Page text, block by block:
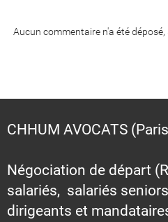
Aucun commentaire n'a été
CHHUM AVOCATS
Négociation de départ
salariés, salariés
dirigeants et